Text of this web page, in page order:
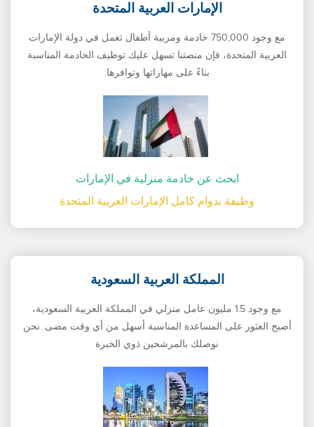
الإمارات العربية المتحدة
مع وجود 750,000 خادمة ومربية أطفال تعمل في دولة الإمارات
العربية المتحدة، فإن منصتنا تسهل عليك توظيف الخادمة المناسبة
بناءً على مهاراتها وتوافرها.
ابحث عن خادمة منزلية في الإمارات
وظيفة بدوام كامل الإمارات العربية المتحدة
المملكة العربية السعودية
مع وجود 1.5 مليون عامل منزلي في المملكة العربية السعودية،
أصبح العثور على المساعدة المناسبة أسهل من أي وقت مضى. نحن
نوصلك بالمرشحين ذوي الخبرة